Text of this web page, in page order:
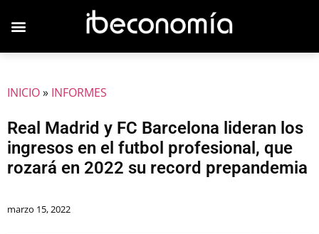
INICIO» INFORMES
Real Madrid y FC Barcelona lideran los
ingresos en el futbol profesional, que
rozará en 2022 su record prepandemia
marzo 15, 2022